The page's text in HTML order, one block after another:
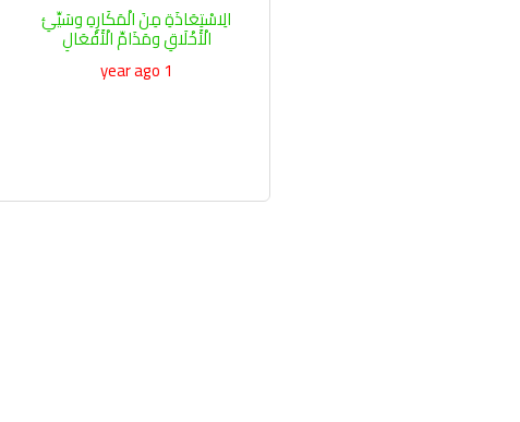
الِاسْتِعَاذَةِ مِنَ الْمَكَارِهِ وسَيِّئِ
الْأَخْلَاقِ ومَذَامِّ الْأَفْعَالِ
1 year ago